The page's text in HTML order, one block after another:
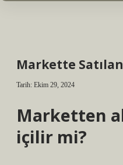
Markette
Tarih: Ekim 29, 2024
Marketten
içilir mi?